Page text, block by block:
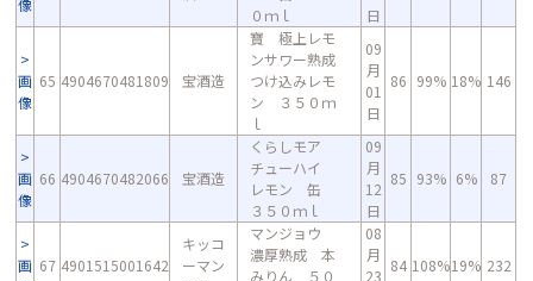
像
０ｍｌ
日
画
像
65 4904670481809 宝酒造
寶 極上レモ
ンサワー熟成
つけ込みレモ
ン ３５０ｍ
ｌ
09
月
01
日
86 99% 18% 146
画
像
66 4904670482066 宝酒造
くらしモア
チューハイ
レモン 缶
３５０ｍｌ
09
月
12
日
85 93% 6% 87
画 67 4901515001642
キッコ
ーマン
マンジョウ
濃厚熟成 本
みりん ５０
08
月
23
84 108%19% 232